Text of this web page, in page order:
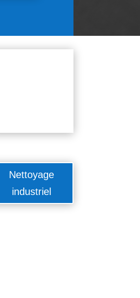
Nettoyage
industriel